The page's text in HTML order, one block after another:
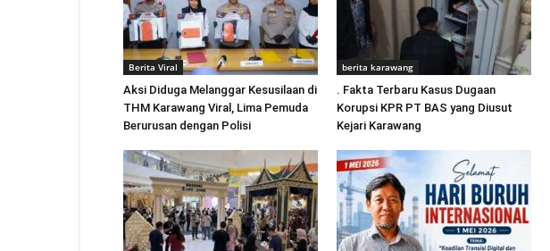
Berita Viral
Aksi Diduga Melanggar Kesusilaan di
THM Karawang Viral, Lima Pemuda
Berurusan dengan Polisi
berita karawang
. Fakta Terbaru Kasus Dugaan
Korupsi KPR PT BAS yang Diusut
Kejari Karawang